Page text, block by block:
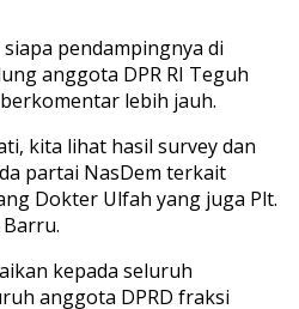
pendampingnya di
anggota DPR RI Teguh
lebih jauh.
kita lihat hasil survey dan
partai NasDem terkait
Dokter Ulfah yang juga Plt.
kepada seluruh
anggota DPRD fraksi